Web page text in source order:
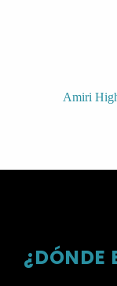
Amiri
¿DÓNDE